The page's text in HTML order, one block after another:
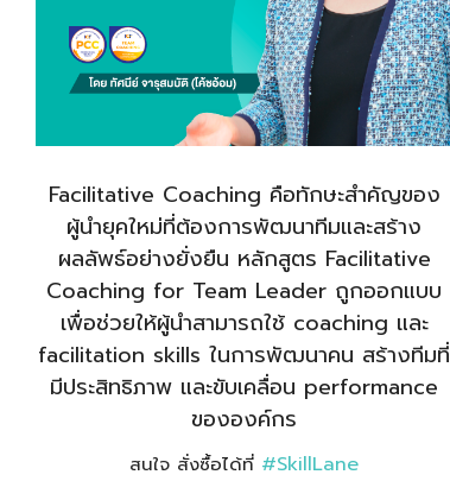
Facilitative Coaching คือทักษะสำคัญของ
ผู้นำยุคใหม่ที่ต้องการพัฒนาทีมและสร้าง
ผลลัพธ์อย่างยั่งยืน หลักสูตร Facilitative
Coaching for Team Leader ถูกออกแบบ
เพื่อช่วยให้ผู้นำสามารถใช้ coaching และ
facilitation skills ในการพัฒนาคน สร้างทีมที่
มีประสิทธิภาพ และขับเคลื่อน performance
ขององค์กร
สนใจ สั่งซื้อได้ที่ #SkillLane